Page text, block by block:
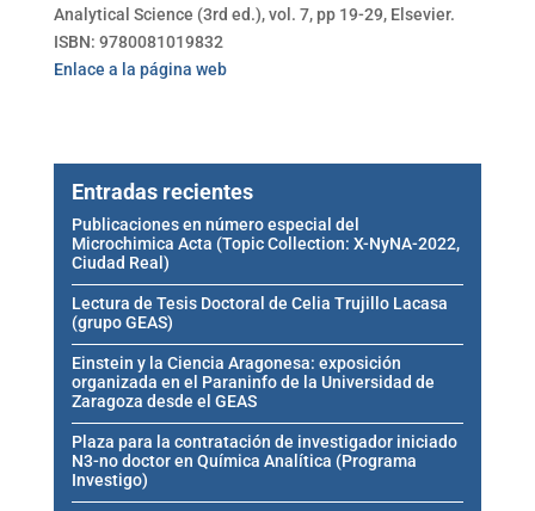
Analytical Science (3rd ed.), vol. 7, pp 19-29, Elsevier.
ISBN: 9780081019832
Enlace a la página web
Entradas recientes
Publicaciones en número especial del
Microchimica Acta (Topic Collection: X-NyNA-2022,
Ciudad Real)
Lectura de Tesis Doctoral de Celia Trujillo Lacasa
(grupo GEAS)
Einstein y la Ciencia Aragonesa: exposición
organizada en el Paraninfo de la Universidad de
Zaragoza desde el GEAS
Plaza para la contratación de investigador iniciado
N3-no doctor en Química Analítica (Programa
Investigo)